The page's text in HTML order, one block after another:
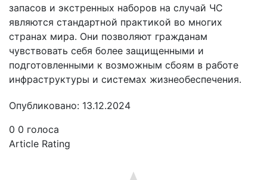
запасов и экстренных наборов на случай ЧС
являются стандартной практикой во многих
странах мира. Они позволяют гражданам
чувствовать себя более защищенными и
подготовленными к возможным сбоям в работе
инфраструктуры и системах жизнеобеспечения.
Опубликовано: 13.12.2024
0 0 голоса
Article Rating